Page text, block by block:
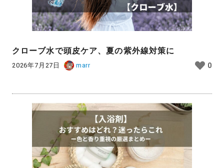
クローブ水で頭皮ケア、夏の紫外線対策に
2026年7月27日 marr 0